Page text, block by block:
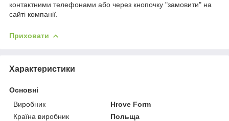
контактними телефонами або через кнопочку "замовити" на
сайті компанії.
Приховати
Характеристики
Основні
Виробник
Hrove Form
Країна виробник
Польща